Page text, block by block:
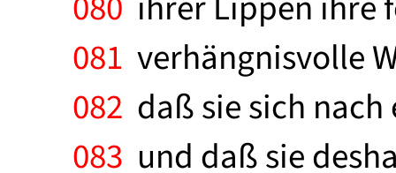
081 verhängnisvolle
082 daß sie sich
083 und daß sie